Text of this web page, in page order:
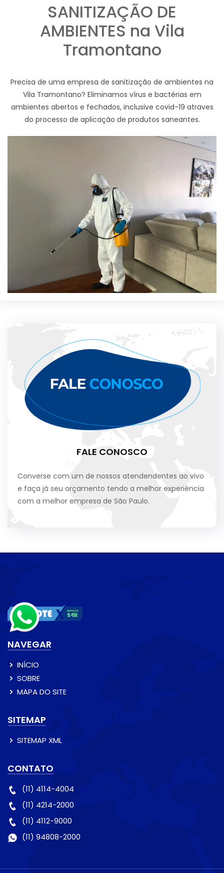
SANITIZAÇÃO DE
AMBIENTES na Vila
Tramontano
Precisa de uma empresa de sanitização de ambientes na
Vila Tramontano? Eliminamos vírus e bactérias em
ambientes abertos e fechados, inclusive covid-19 atraves
do processo de aplicação de produtos saneantes.
FALE CONOSCO
Converse com um de nossos atendendentes ao vivo
e faça já seu orçamento tendo a melhor experiência
com a melhor empresa de São Paulo.
NAVEGAR
INÍCIO
SOBRE
MAPA DO SITE
SITEMAP
SITEMAP XML
CONTATO
(11) 4114-4004
(11) 4214-2000
(11) 4112-9000
(11) 94808-2000